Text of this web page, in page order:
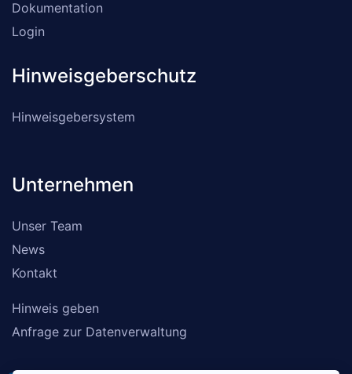
Dokumentation
Login
Hinweisgeberschutz
Hinweisgebersystem
Unternehmen
Unser Team
News
Kontakt
Hinweis geben
Anfrage zur Datenverwaltung